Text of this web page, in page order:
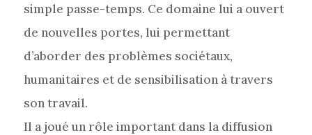
simple passe-temps. Ce domaine lui a ouvert
de nouvelles portes, lui permettant
d’aborder des problèmes sociétaux,
humanitaires et de sensibilisation à travers
son travail.
Il a joué un rôle important dans la diffusion